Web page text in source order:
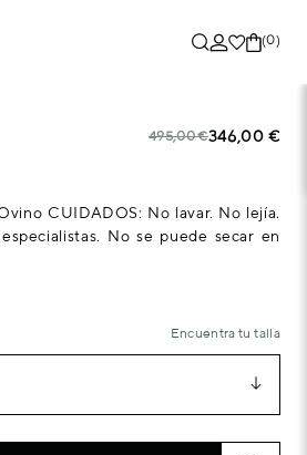
(0)
495,00 €346,00 €
CUIDADOS: No lavar. No lejía.
No se puede secar en
Encuentra tu talla